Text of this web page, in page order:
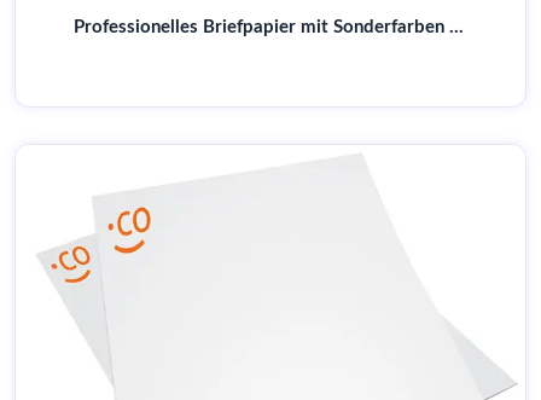
Professionelles Briefpapier mit Sonderfarben – Brillante Farben für Ihr Corporate Design | Online drucken